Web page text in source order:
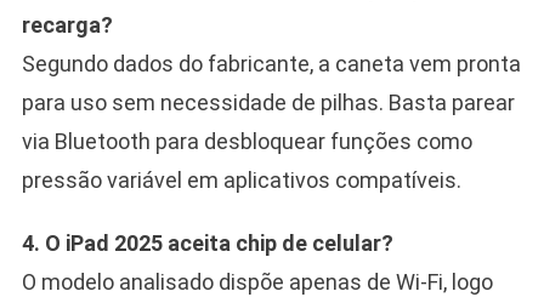
recarga?
Segundo dados do fabricante, a caneta vem pronta
para uso sem necessidade de pilhas. Basta parear
via Bluetooth para desbloquear funções como
pressão variável em aplicativos compatíveis.
4. O iPad 2025 aceita chip de celular?
O modelo analisado dispõe apenas de Wi-Fi, logo